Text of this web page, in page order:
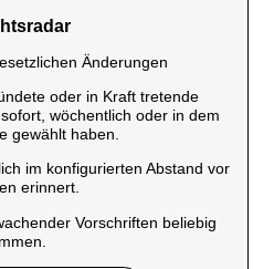
Änderungen
oder in Kraft tretende
wöchentlich oder in dem
gewählt haben.
im konfigurierten Abstand vor
erinnert.
Vorschriften beliebig